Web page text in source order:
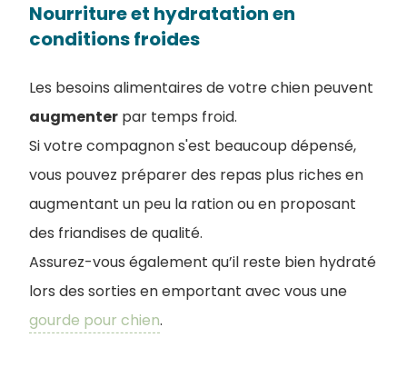
Nourriture et hydratation en
conditions froides
Les besoins alimentaires de votre chien peuvent
augmenter par temps froid.
Si votre compagnon s'est beaucoup dépensé,
vous pouvez préparer des repas plus riches en
augmentant un peu la ration ou en proposant
des friandises de qualité.
Assurez-vous également qu’il reste bien hydraté
lors des sorties en emportant avec vous une
gourde pour chien.